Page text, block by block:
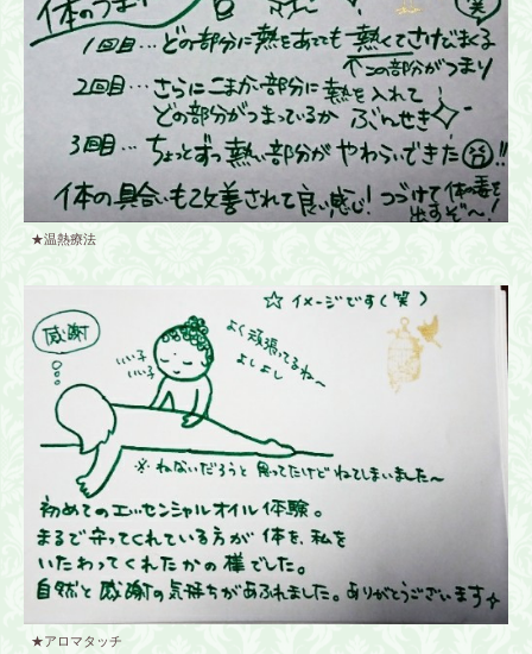
★温熱療法
★アロマタッチ